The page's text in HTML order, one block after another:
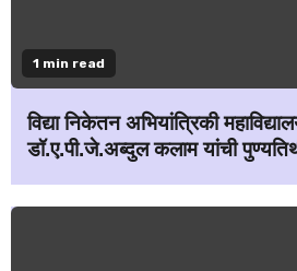
1 min read
विद्या निकेतन अभियांत्रिकी
डॉ.ए.पी.जे.अब्दुल कलाम यांची